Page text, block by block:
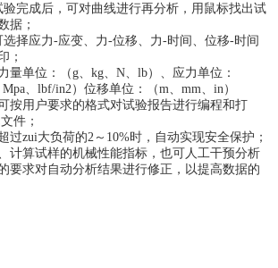
成后，可对曲线进行再分析，用鼠标找出试
据；
应力-应变、力-位移、力-时间、位移-时间
；
单位：（g、kg、N、lb）、应力单位：
Mpa、lbf/in2）位移单位：（m、mm、in）
用户要求的格式对试验报告进行编程和打
件；
zui大负荷的2～10%时，自动实现安全保护；
算试样的机械性能指标，也可人工干预分析
要求对自动分析结果进行修正，以提高数据的